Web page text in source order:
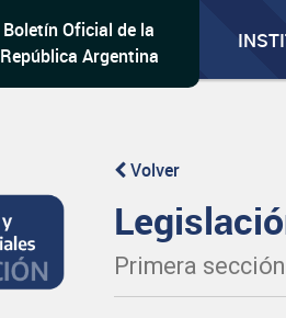
Boletín Oficial de la
República Argentina
Volver
Primera sección